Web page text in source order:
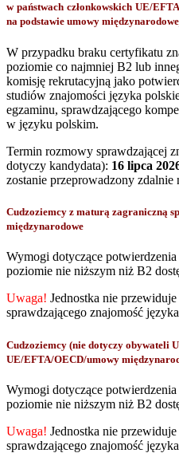
w państwach członkowskich UE/
na podstawie umowy
W przypadku braku certyfikatu
poziomie co najmniej B2 lub
komisję rekrutacyjną jako
studiów znajomości języka
egzaminu, sprawdzającego
w języku polskim.
Termin rozmowy sprawdzającej
dotyczy kandydata): 16 lipca
zostanie przeprowadzony
Cudzoziemcy z maturą zagraniczną
międzynarodowe
Wymogi dotyczące
poziomie nie niższym niż B2
Uwaga! Jednostka nie
sprawdzającego znajomość
Cudzoziemcy (nie dotyczy obywateli
UE/EFTA/OECD/umowy
Wymogi dotyczące
poziomie nie niższym niż B2
Uwaga! Jednostka nie
sprawdzającego znajomość